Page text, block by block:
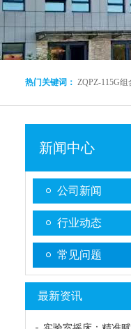
热门关键词： ZQPZ-115G
新闻中心
公司新闻
行业动态
常见问题
最新资讯